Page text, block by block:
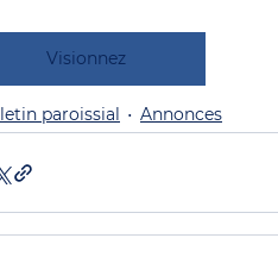
Visionnez
paroissial Annonces